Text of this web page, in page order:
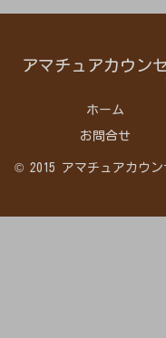
アマチュアカウン
ホーム
お問合せ
© 2015 アマチュアカウン